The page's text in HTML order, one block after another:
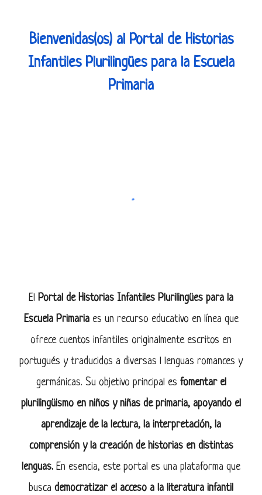
Bienvenidas(os) al Portal de Historias
Infantiles Plurilingües para la Escuela
Primaria
El Portal de Historias Infantiles Plurilingües para la
Escuela Primariaes un recurso educativo en línea que
ofrece cuentos infantiles originalmente escritos en
portugués y traducidos a diversas l lenguas romances y
germánicas. Su objetivo principal es fomentar el
plurilingüismo en niños y niñas de primaria, apoyando el
aprendizaje de la lectura, la interpretación, la
comprensión y la creación de historias en distintas
lenguas. En esencia, este portal es una plataforma que
busca democratizar el acceso a la literatura infantil